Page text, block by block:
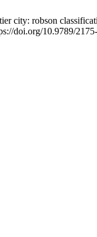
robson
doi.org/10.9789/